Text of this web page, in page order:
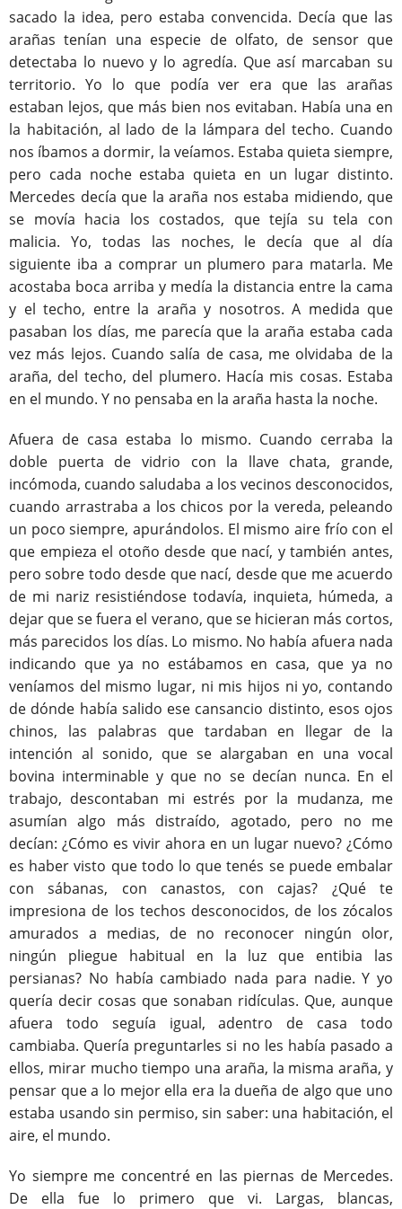
sacado la idea, pero estaba convencida. Decía que las
arañas tenían una especie de olfato, de sensor que
detectaba lo nuevo y lo agredía. Que así marcaban su
territorio. Yo lo que podía ver era que las arañas
estaban lejos, que más bien nos evitaban. Había una en
la habitación, al lado de la lámpara del techo. Cuando
nos íbamos a dormir, la veíamos. Estaba quieta siempre,
pero cada noche estaba quieta en un lugar distinto.
Mercedes decía que la araña nos estaba midiendo, que
se movía hacia los costados, que tejía su tela con
malicia. Yo, todas las noches, le decía que al día
siguiente iba a comprar un plumero para matarla. Me
acostaba boca arriba y medía la distancia entre la cama
y el techo, entre la araña y nosotros. A medida que
pasaban los días, me parecía que la araña estaba cada
vez más lejos. Cuando salía de casa, me olvidaba de la
araña, del techo, del plumero. Hacía mis cosas. Estaba
en el mundo. Y no pensaba en la araña hasta la noche.
Afuera de casa estaba lo mismo. Cuando cerraba la
doble puerta de vidrio con la llave chata, grande,
incómoda, cuando saludaba a los vecinos desconocidos,
cuando arrastraba a los chicos por la vereda, peleando
un poco siempre, apurándolos. El mismo aire frío con el
que empieza el otoño desde que nací, y también antes,
pero sobre todo desde que nací, desde que me acuerdo
de mi nariz resistiéndose todavía, inquieta, húmeda, a
dejar que se fuera el verano, que se hicieran más cortos,
más parecidos los días. Lo mismo. No había afuera nada
indicando que ya no estábamos en casa, que ya no
veníamos del mismo lugar, ni mis hijos ni yo, contando
de dónde había salido ese cansancio distinto, esos ojos
chinos, las palabras que tardaban en llegar de la
intención al sonido, que se alargaban en una vocal
bovina interminable y que no se decían nunca. En el
trabajo, descontaban mi estrés por la mudanza, me
asumían algo más distraído, agotado, pero no me
decían: ¿Cómo es vivir ahora en un lugar nuevo? ¿Cómo
es haber visto que todo lo que tenés se puede embalar
con sábanas, con canastos, con cajas? ¿Qué te
impresiona de los techos desconocidos, de los zócalos
amurados a medias, de no reconocer ningún olor,
ningún pliegue habitual en la luz que entibia las
persianas? No había cambiado nada para nadie. Y yo
quería decir cosas que sonaban ridículas. Que, aunque
afuera todo seguía igual, adentro de casa todo
cambiaba. Quería preguntarles si no les había pasado a
ellos, mirar mucho tiempo una araña, la misma araña, y
pensar que a lo mejor ella era la dueña de algo que uno
estaba usando sin permiso, sin saber: una habitación, el
aire, el mundo.
Yo siempre me concentré en las piernas de Mercedes.
De ella fue lo primero que vi. Largas, blancas,